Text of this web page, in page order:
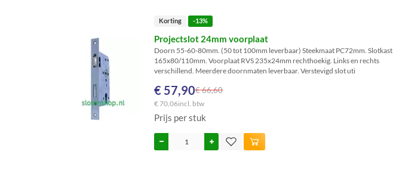
Korting -13%
Projectslot 24mm voorplaat
Doorn 55-60-80mm. (50 tot 100mm leverbaar) Steekmaat PC72mm. Slotkast
165x80/110mm. Voorplaat RVS 235x24mm rechthoekig. Links en rechts
verschillend. Meerdere doornmaten leverbaar. Verstevigd slot uti
€ 66,60
€ 57,90
€ 70,06incl. btw
Prijs per stuk